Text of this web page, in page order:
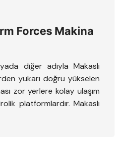
Forces Makina
diğer adıyla Makaslı
yukarı doğru yükselen
zor yerlere kolay ulaşım
platformlardır. Makaslı